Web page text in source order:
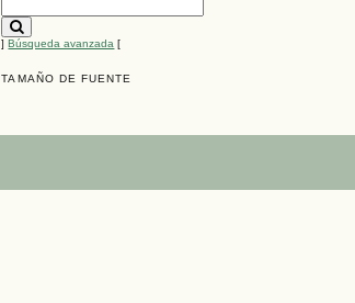
]Búsqueda avanzada [
TAMAÑO DE FUENTE